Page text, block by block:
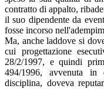
contratto di appalto,
il suo dipendente da
fosse incorso
Ma, anche laddove si
cui progettazione
28/2/1997, e quindi
494/1996, avvenuta
disciplina, doveva